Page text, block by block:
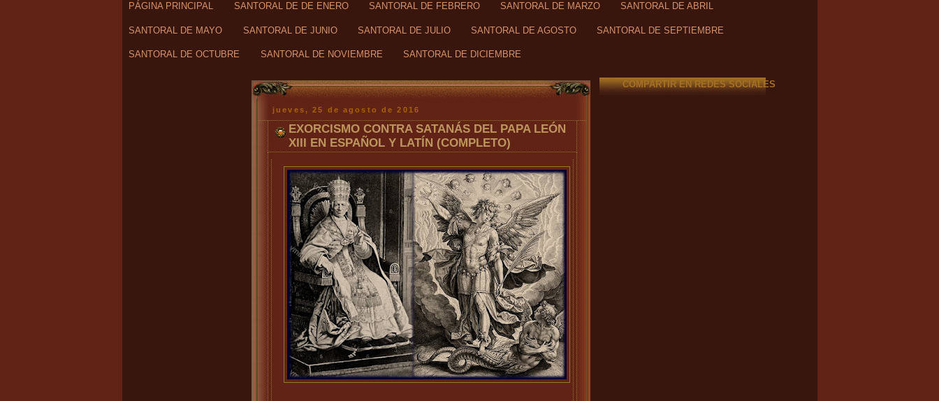
PÁGINA PRINCIPAL SANTORAL DE DE ENERO SANTORAL DE FEBRERO SANTORAL DE MARZO SANTORAL DE ABRIL
SANTORAL DE MAYO SANTORAL DE JUNIO SANTORAL DE JULIO SANTORAL DE AGOSTO SANTORAL DE SEPTIEMBRE
SANTORAL DE OCTUBRE SANTORAL DE NOVIEMBRE SANTORAL DE DICIEMBRE
jueves, 25 de agosto de 2016
EXORCISMO CONTRA SATANÁS DEL PAPA LEÓN
XIII EN ESPAÑOL Y LATÍN (COMPLETO)
COMPARTIR EN REDES SOCIALES